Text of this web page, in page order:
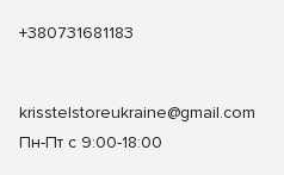
+380731681183
krisstelstoreukraine@gmail.com
Пн-Пт с 9:00-18:00